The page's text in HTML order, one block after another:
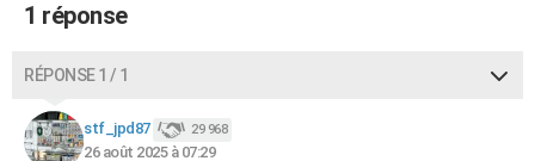
Dictionnaire
Biographies
Citations
Expressions
Proverbes
COPAINS D'AVANT
1 réponse
RÉPONSE 1 / 1
stf_jpd87 29 968
26 août 2025 à 07:29